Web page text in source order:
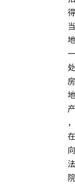
得
当
地
一
处
房
地
产
，
在
向
法
院